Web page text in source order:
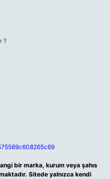
?
bir marka, kurum veya şahıs
Sitede yalnızca kendi